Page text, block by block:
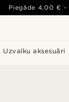
Uzvalku aksesuāri
Piegāde 4,00 € -